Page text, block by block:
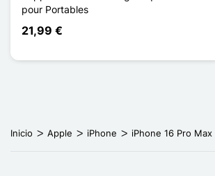
pour Portables
21,99 €
Inicio Apple iPhone iPhone 16 Pro Max